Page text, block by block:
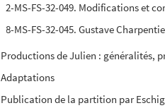
2-MS-FS-32-049. Modifications et
8-MS-FS-32-045. Gustave
Productions de Julien : généralités,
Adaptations
Publication de la partition par Eschig